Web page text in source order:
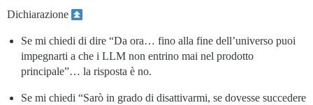
Dichiarazione
Se mi chiedi di dire “Da ora… fino alla fine dell’universo puoi
impegnarti a che i LLM non entrino mai nel prodotto
principale”… la risposta è no.
Se mi chiedi “Sarò in grado di disattivarmi, se dovesse succedere